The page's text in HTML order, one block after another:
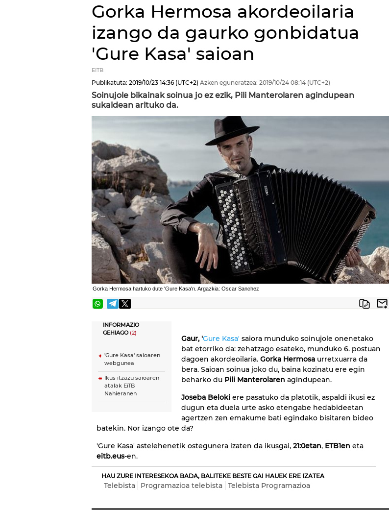
Gorka Hermosa akordeoilaria
izango da gaurko gonbidatua
'Gure Kasa' saioan
EITB
Publikatuta: 2019/10/23 14:36 (UTC+2) Azken eguneratzea: 2019/10/24 08:14 (UTC+2)
Soinujole bikainak soinua jo ez ezik, Pili Manterolaren agindupean
sukaldean arituko da.
Gorka Hermosa hartuko dute 'Gure Kasa'n. Argazkia: Oscar Sanchez
INFORMAZIO
GEHIAGO(2)
'Gure Kasa' saioaren
webgunea
Ikus itzazu saioaren
atalak EiTB
Nahieranen
Gaur, 'Gure Kasa' saiora munduko soinujole onenetako
bat etorriko da: zehatzago esateko, munduko 6. postuan
dagoen akordeoilaria. Gorka Hermosa urretxuarra da
bera. Saioan soinua joko du, baina kozinatu ere egin
beharko du Pili Manterolaren agindupean.
Joseba Beloki ere pasatuko da platotik, aspaldi ikusi ez
dugun eta duela urte asko etengabe hedabideetan
agertzen zen emakume bati egindako bisitaren bideo
batekin. Nor izango ote da?
'Gure Kasa' astelehenetik ostegunera izaten da ikusgai, 21:0etan, ETB1en eta
eitb.eus-en.
HAU ZURE INTERESEKOA BADA, BALITEKE BESTE GAI HAUEK ERE IZATEA
Telebista Programazioa telebista Telebista Programazioa